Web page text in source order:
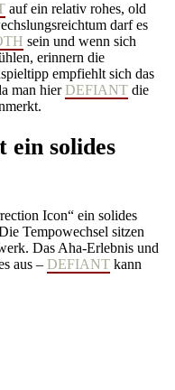
auf ein relativ rohes, old
darf es
sein und wenn sich
erinnern die
empfiehlt sich das
man hierDEFIANT die
ein solides
Icon“ ein solides
Tempowechsel sitzen
Das Aha-Erlebnis und
aus – DEFIANT kann